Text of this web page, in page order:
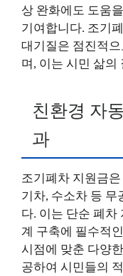
상 완화에도 도움
기여합니다. 조기
대기질은 점진적
며, 이는 시민 삶의
친환경 자
과
조기폐차 지원금
기차, 수소차 등 무
다. 이는 단순 폐차
계 구축에 필수적
시점에 맞춘 다양
공하여 시민들의